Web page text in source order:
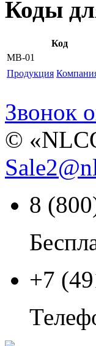
Коды
Код
MB-01
Продукция
Звонок
©
Sale2@
8
+7